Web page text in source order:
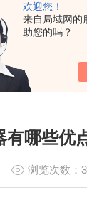
欢迎您！
来自局域网的
助您的吗？
哪些优
浏览次数：